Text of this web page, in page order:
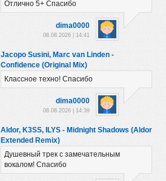
Отлично 5+ Спасибо
dima0000
08.08.2026 | 14:41
Jacopo Susini, Marc van Linden -
Confidence (Original Mix)
Классное техно! Спасибо
dima0000
08.08.2026 | 14:39
Aldor, K3SS, ILYS - Midnight Shadows (Aldor
Extended Remix)
Душевный трек с замечательным
вокалом! Спасибо